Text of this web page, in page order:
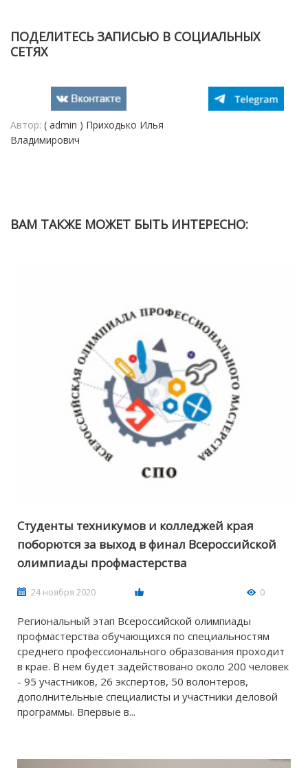
ПОДЕЛИТЕСЬ ЗАПИСЬЮ В СОЦИАЛЬНЫХ
СЕТЯХ
Автор: ( admin ) Приходько Илья
Владимирович
ВАМ ТАКЖЕ МОЖЕТ БЫТЬ ИНТЕРЕСНО:
Студенты техникумов и колледжей края
поборются за выход в финал Всероссийской
олимпиады профмастерства
24 ноября 2020 0
Региональный этап Всероссийской олимпиады
профмастерства обучающихся по специальностям
среднего профессионального образования проходит
в крае. В нем будет задействовано около 200 человек
- 95 участников, 26 экспертов, 50 волонтеров,
дополнительные специалисты и участники деловой
программы. Впервые в...